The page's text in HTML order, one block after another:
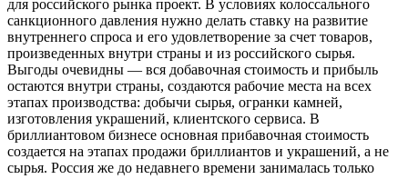
для российского рынка проект. В условиях колоссального
санкционного давления нужно делать ставку на развитие
внутреннего спроса и его удовлетворение за счет товаров,
произведенных внутри страны и из российского сырья.
Выгоды очевидны — вся добавочная стоимость и прибыль
остаются внутри страны, создаются рабочие места на всех
этапах производства: добычи сырья, огранки камней,
изготовления украшений, клиентского сервиса. В
бриллиантовом бизнесе основная прибавочная стоимость
создается на этапах продажи бриллиантов и украшений, а не
сырья. Россия же до недавнего времени занималась только